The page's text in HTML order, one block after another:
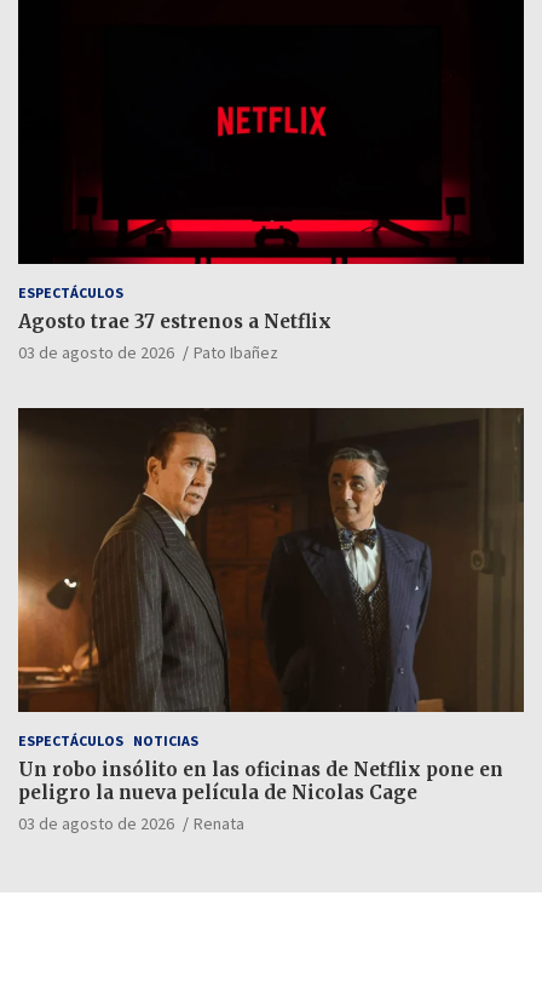
ESPECTÁCULOS
Agosto trae 37 estrenos a Netflix
03 de agosto de 2026 Pato Ibañez
ESPECTÁCULOS NOTICIAS
Un robo insólito en las oficinas de Netflix pone en
peligro la nueva película de Nicolas Cage
03 de agosto de 2026 Renata